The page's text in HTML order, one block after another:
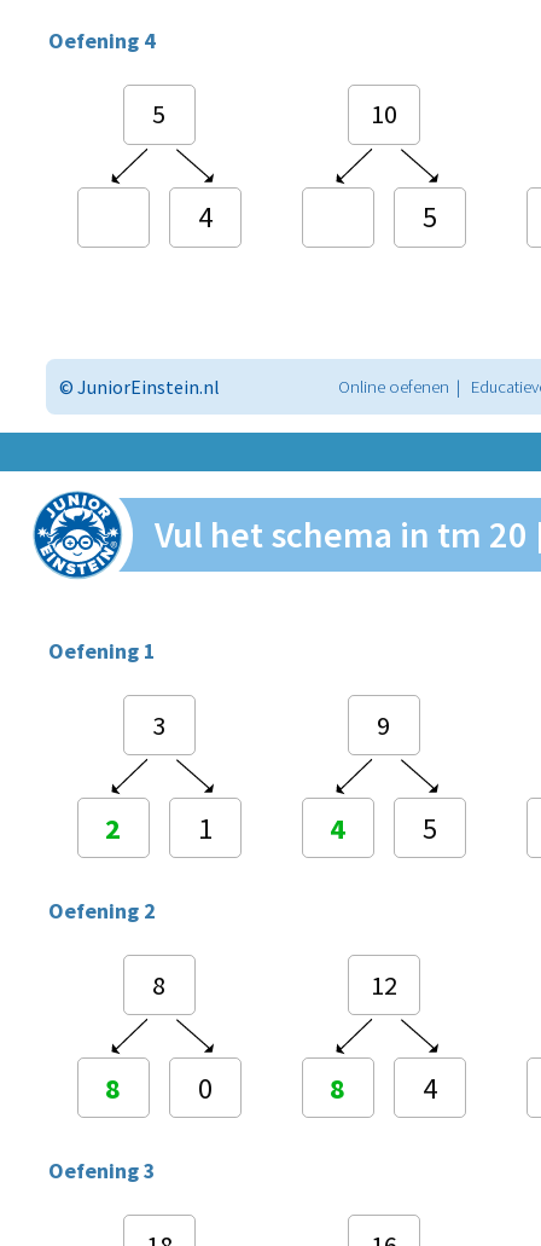
Oefening 4
5
4
10
5
© JuniorEinstein.nl Online oefenen |
Vul het schema in tm
Oefening 1
3
2 1
9
4 5
Oefening 2
8
8 0
12
8 4
Oefening 3